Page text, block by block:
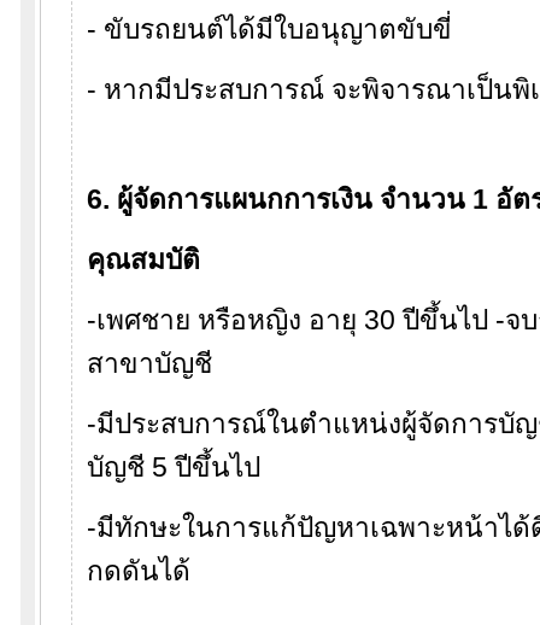
- ขับรถยนต์ได้มีใบอนุญาตขับขี่
- หากมีประสบการณ์ จะพิจารณาเป็นพิ
6. ผู้จัดการแผนกการเงิน จำนวน 1 อัต
คุณสมบัติ
-เพศชาย หรือหญิง อายุ 30 ปีขึ้นไป -
สาขาบัญชี
-มีประสบการณ์ในตำแหน่งผู้จัดการบัญ
บัญชี 5 ปีขึ้นไป
-มีทักษะในการแก้ปัญหาเฉพาะหน้าได้
กดดันได้